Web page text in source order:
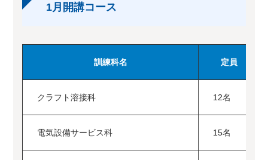
1月開講コース
訓練科名 定員
クラフト溶接科 12名
電気設備サービス科 15名